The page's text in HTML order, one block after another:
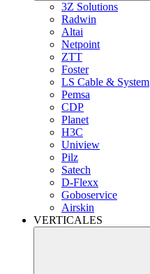
3Z Solutions
Radwin
Altai
Netpoint
ZTT
Foster
LS Cable & System
Pemsa
CDP
Planet
H3C
Uniview
Pilz
Satech
D-Flexx
Goboservice
Airskin
VERTICALES